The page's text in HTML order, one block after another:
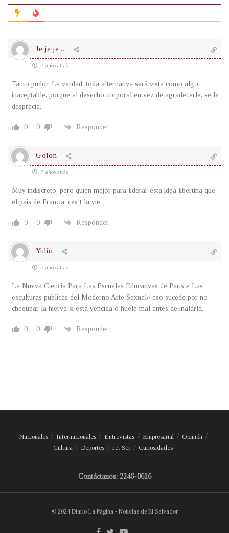
Je je je...
7 años atrás
Tanto pudor. La verdad, toda alternativa será vista como algo
inaceptable, porque al desecho corporal en vez de agradecerle, se le
desprecia.
0 0 Responder
Golon
7 años atrás
Muy indiscreto, pero quien mejor para liderar esta idea libertina que
el pais de Francia, ces’t la vie
0 0 Responder
Yulio
7 años atrás
La Nueva Ciencia Para Las Escuelas Educativas de Paris » Las
esculturas publicas del Moderno Arte Sexual» eso sucede por no
chequear la hierva si esta vencida o huele mal antes de inalarla.
0 0 Responder
Nacionales Internacionales Entrevistas Empresarial
Opinión
Cultura
Deportes Jet Set Curiosidades
Contáctanos: 2246-0616
© 2024 Diario La Página - Noticias de El Salvador